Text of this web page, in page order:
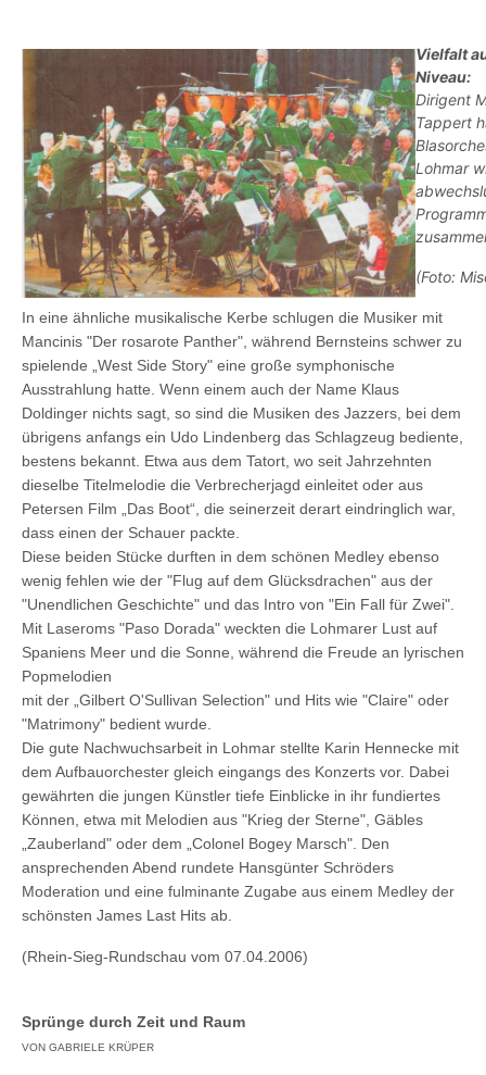
Vielfalt
Niveau:
Dirigent
Tappert
Lohmar
(Foto:
In eine ähnliche musikalische Kerbe schlugen die Musiker mit
Mancinis "Der rosarote Panther", während Bernsteins schwer zu
spielende „West Side Story" eine große symphonische
Ausstrahlung hatte. Wenn einem auch der Name Klaus
Doldinger nichts sagt, so sind die Musiken des Jazzers, bei dem
übrigens anfangs ein Udo Lindenberg das Schlagzeug bediente,
bestens bekannt. Etwa aus dem Tatort, wo seit Jahrzehnten
dieselbe Titelmelodie die Verbrecherjagd einleitet oder aus
Petersen Film „Das Boot“, die seinerzeit derart eindringlich war,
dass einen der Schauer packte.
Diese beiden Stücke durften in dem schönen Medley ebenso
wenig fehlen wie der "Flug auf dem Glücksdrachen" aus der
"Unendlichen Geschichte" und das Intro von "Ein Fall für Zwei".
Mit Laseroms "Paso Dorada" weckten die Lohmarer Lust auf
Spaniens Meer und die Sonne, während die Freude an lyrischen
Popmelodien
mit der „Gilbert O'Sullivan Selection" und Hits wie "Claire" oder
"Matrimony" bedient wurde.
Die gute Nachwuchsarbeit in Lohmar stellte Karin Hennecke mit
dem Aufbauorchester gleich eingangs des Konzerts vor. Dabei
gewährten die jungen Künstler tiefe Einblicke in ihr fundiertes
Können, etwa mit Melodien aus "Krieg der Sterne", Gäbles
„Zauberland" oder dem „Colonel Bogey Marsch". Den
ansprechenden Abend rundete Hansgünter Schröders
Moderation und eine fulminante Zugabe aus einem Medley der
schönsten James Last Hits ab.
(Rhein-Sieg-Rundschau vom 07.04.2006)
Sprünge durch Zeit und Raum
VON GABRIELE KRÜPER